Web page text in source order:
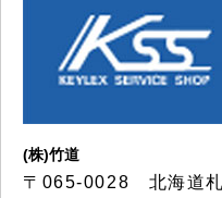
(株)竹道
〒065-0028 北海道札